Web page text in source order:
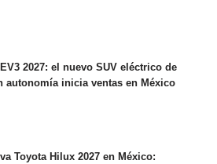
2027: el nuevo SUV eléctrico de
autonomía inicia ventas en México
Toyota Hilux 2027 en México: